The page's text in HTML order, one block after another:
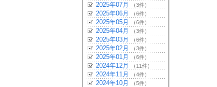
2025年07月 （3件）
2025年06月 （6件）
2025年05月 （6件）
2025年04月 （3件）
2025年03月 （6件）
2025年02月 （3件）
2025年01月 （6件）
2024年12月 （11件）
2024年11月 （4件）
2024年10月 （5件）